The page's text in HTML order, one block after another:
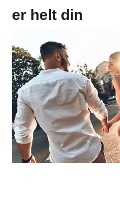
er helt din